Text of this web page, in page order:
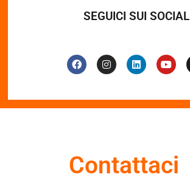
SEGUICI SUI SOCIAL
Contattaci